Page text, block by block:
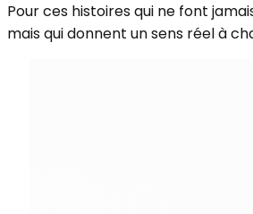
Pour ces histoires qui ne font
mais qui donnent un sens réel à